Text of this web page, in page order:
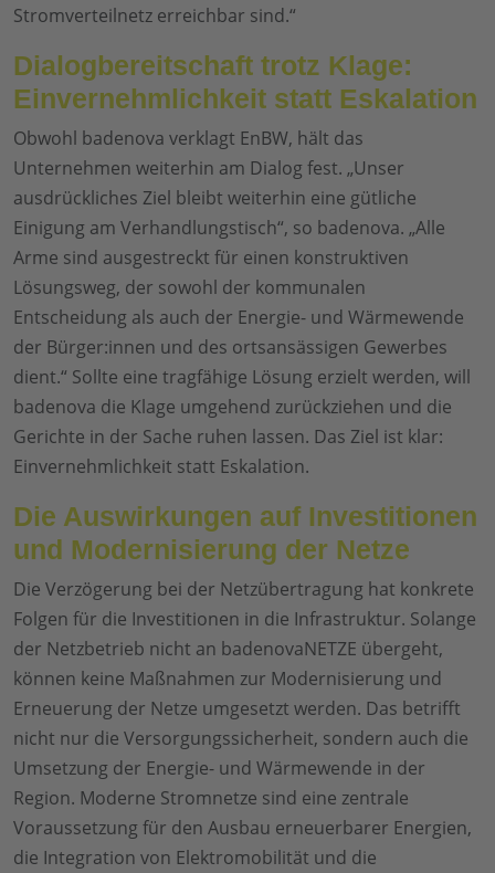
Stromverteilnetz erreichbar sind.“
Dialogbereitschaft trotz Klage:
Einvernehmlichkeit statt Eskalation
Obwohl badenova verklagt EnBW, hält das
Unternehmen weiterhin am Dialog fest. „Unser
ausdrückliches Ziel bleibt weiterhin eine gütliche
Einigung am Verhandlungstisch“, so badenova. „Alle
Arme sind ausgestreckt für einen konstruktiven
Lösungsweg, der sowohl der kommunalen
Entscheidung als auch der Energie- und Wärmewende
der Bürger:innen und des ortsansässigen Gewerbes
dient.“ Sollte eine tragfähige Lösung erzielt werden, will
badenova die Klage umgehend zurückziehen und die
Gerichte in der Sache ruhen lassen. Das Ziel ist klar:
Einvernehmlichkeit statt Eskalation.
Die Auswirkungen auf Investitionen
und Modernisierung der Netze
Die Verzögerung bei der Netzübertragung hat konkrete
Folgen für die Investitionen in die Infrastruktur. Solange
der Netzbetrieb nicht an badenovaNETZE übergeht,
können keine Maßnahmen zur Modernisierung und
Erneuerung der Netze umgesetzt werden. Das betrifft
nicht nur die Versorgungssicherheit, sondern auch die
Umsetzung der Energie- und Wärmewende in der
Region. Moderne Stromnetze sind eine zentrale
Voraussetzung für den Ausbau erneuerbarer Energien,
die Integration von Elektromobilität und die